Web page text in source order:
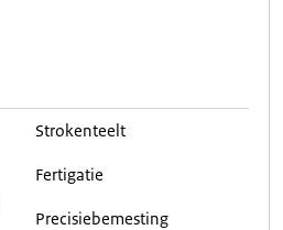
Strokenteelt
Fertigatie
Precisiebemesting